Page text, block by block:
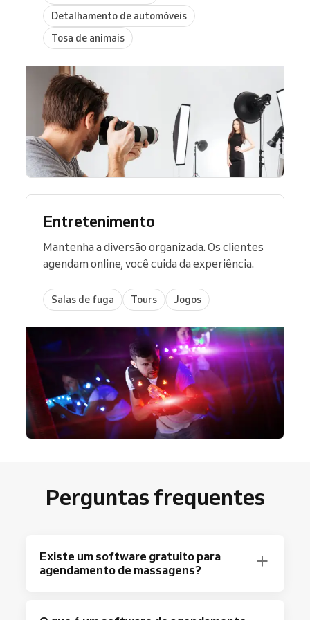
Detalhamento de automóveis
Tosa de animais
Entretenimento
Mantenha a diversão organizada. Os clientes
agendam online, você cuida da experiência.
Salas de fuga Tours Jogos
Perguntas frequentes
Existe um software gratuito para
agendamento de massagens?